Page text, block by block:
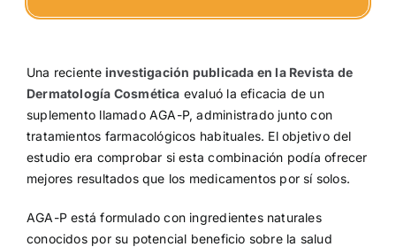
Una reciente investigación publicada en la Revista de
Dermatología Cosmética evaluó la eficacia de un
suplemento llamado AGA-P, administrado junto con
tratamientos farmacológicos habituales. El objetivo del
estudio era comprobar si esta combinación podía ofrecer
mejores resultados que los medicamentos por sí solos.
AGA-P está formulado con ingredientes naturales
conocidos por su potencial beneficio sobre la salud